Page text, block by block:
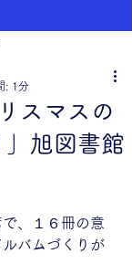
スマスの
」旭図書館
: 1分
、１６冊の意
バムづくりが